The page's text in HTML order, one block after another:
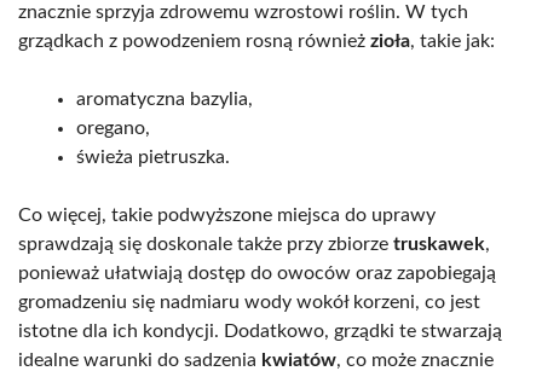
znacznie sprzyja zdrowemu wzrostowi roślin. W tych
grządkach z powodzeniem rosną również zioła, takie jak:
aromatyczna bazylia,
oregano,
świeża pietruszka.
Co więcej, takie podwyższone miejsca do uprawy
sprawdzają się doskonale także przy zbiorze truskawek,
ponieważ ułatwiają dostęp do owoców oraz zapobiegają
gromadzeniu się nadmiaru wody wokół korzeni, co jest
istotne dla ich kondycji. Dodatkowo, grządki te stwarzają
idealne warunki do sadzenia kwiatów, co może znacznie